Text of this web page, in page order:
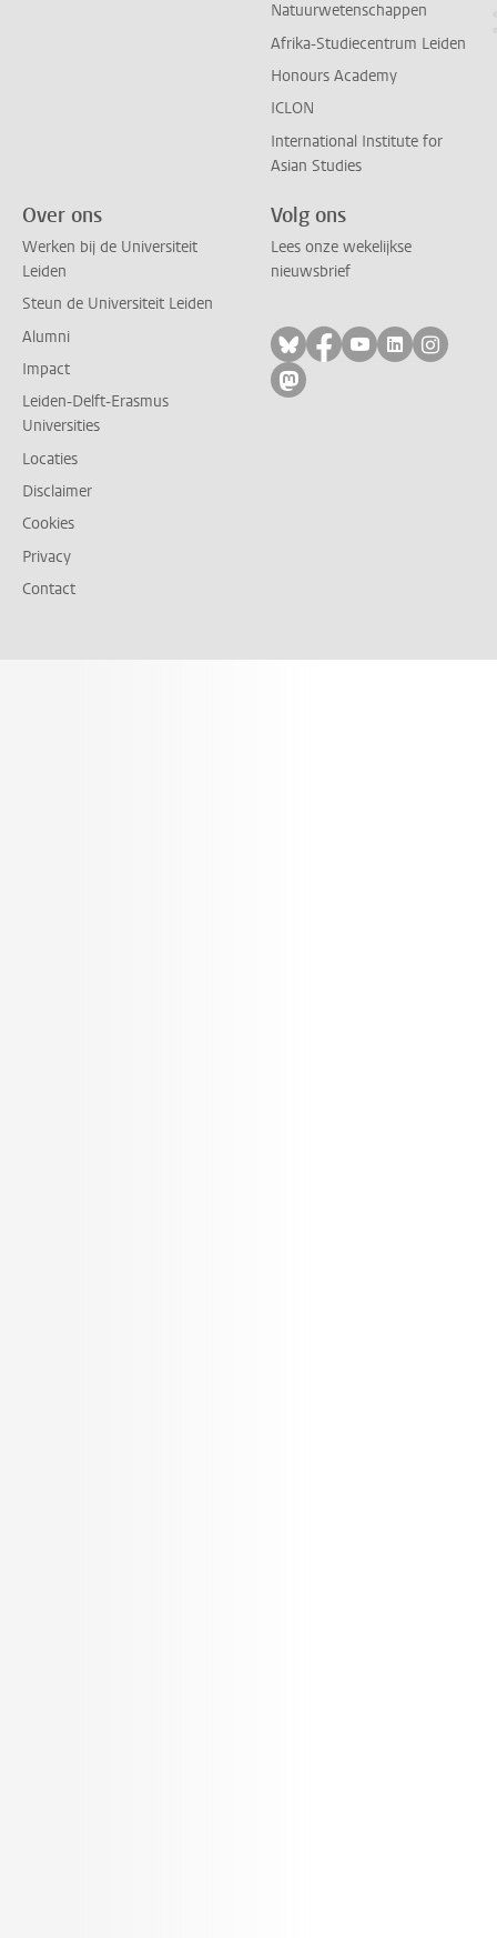
Natuurwetenschappen
Afrika-Studiecentrum Leiden
Honours Academy
ICLON
International Institute for
Asian Studies
Over ons
Werken bij de Universiteit
Leiden
Steun de Universiteit Leiden
Alumni
Impact
Leiden-Delft-Erasmus
Universities
Locaties
Disclaimer
Cookies
Privacy
Contact
Volg ons
Lees onze wekelijkse
nieuwsbrief
Volg ons op bluesky
Volg ons op
Volg ons op
Volg ons
Volg
Volg ons op mastodon